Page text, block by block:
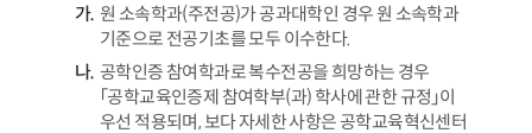
원 소속학과(주전공)가 공과대학인 경우 원 소속학과
기준으로 전공기초를 모두 이수한다.
공학인증 참여학과로 복수전공을 희망하는 경우
「공학교육인증제 참여학부(과) 학사에 관한 규정」이
우선 적용되며, 보다 자세한 사항은 공학교육혁신센터